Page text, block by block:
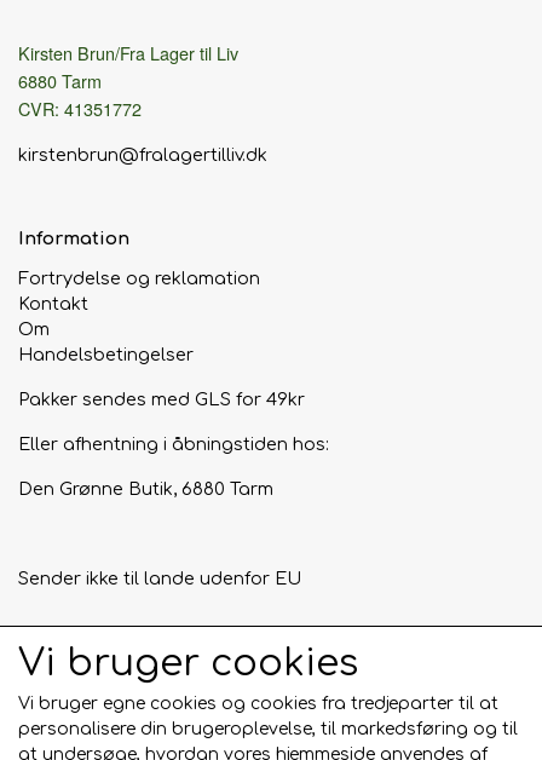
Kirsten Brun/Fra Lager til Liv
6880 Tarm
CVR: 41351772
kirstenbrun@fralagertilliv.dk
Information
Fortrydelse og reklamation
Kontakt
Om
Handelsbetingelser
Pakker sendes med GLS for 49kr
Eller afhentning i åbningstiden hos:
Den Grønne Butik, 6880 Tarm
Sender ikke til lande udenfor EU
Tilmeld mig nyhedsbrevet
Tilmeld
Vi bruger cookies
Vi bruger egne cookies og cookies fra tredjeparter til at
personalisere din brugeroplevelse, til markedsføring og til
at undersøge, hvordan vores hjemmeside anvendes af